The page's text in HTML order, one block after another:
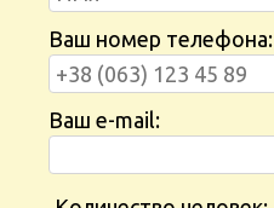
Ваш номер телефона:
Ваш e-mail: